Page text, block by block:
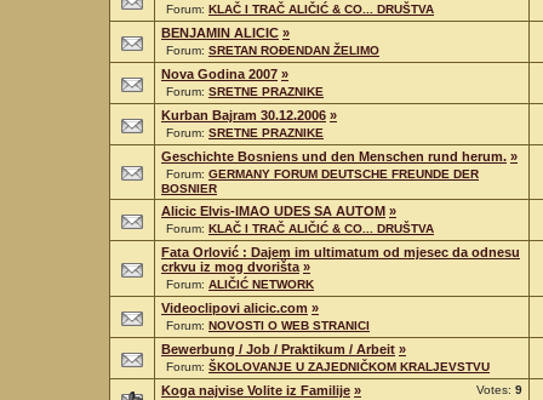
Forum: KLAČ I TRAČ ALIČIĆ & CO... DRUŠTVA
BENJAMIN ALICIC »
Forum: SRETAN ROĐENDAN ŽELIMO
Nova Godina 2007 »
Forum: SRETNE PRAZNIKE
Kurban Bajram 30.12.2006 »
Forum: SRETNE PRAZNIKE
Geschichte Bosniens und den Menschen rund herum. »
Forum: GERMANY FORUM DEUTSCHE FREUNDE DER
BOSNIER
Alicic Elvis-IMAO UDES SA AUTOM »
Forum: KLAČ I TRAČ ALIČIĆ & CO... DRUŠTVA
Fata Orlović : Dajem im ultimatum od mjesec da odnesu
crkvu iz mog dvorišta »
Forum: ALIČIĆ NETWORK
Videoclipovi alicic.com »
Forum: NOVOSTI O WEB STRANICI
Bewerbung / Job / Praktikum / Arbeit »
Forum: ŠKOLOVANJE U ZAJEDNIČKOM KRALJEVSTVU
Votes: 9
Koga najvise Volite iz Familije »